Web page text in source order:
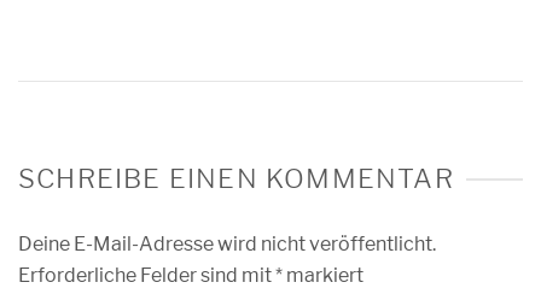
SCHREIBE EINEN KOMMENTAR
Deine E-Mail-Adresse wird nicht veröffentlicht.
Erforderliche Felder sind mit* markiert